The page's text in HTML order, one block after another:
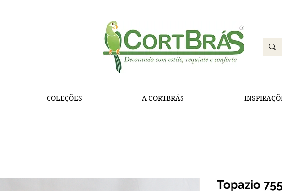
COLEÇÕES A CORTBRÁS
Topazio